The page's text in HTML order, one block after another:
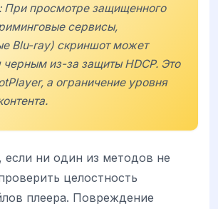
просмотре защищенного
сервисы,
Blu-ray) скриншот может
черным из-за защиты HDCP. Это
а ограничение уровня
если ни один из методов не
целостность
плеера. Повреждение